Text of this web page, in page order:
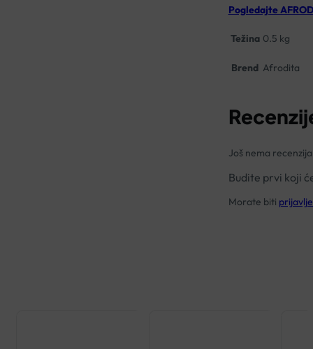
Pogledajte
Težina 0.5 kg
Brend Afrodita
Još nema
Budite prvi koji
Morate biti